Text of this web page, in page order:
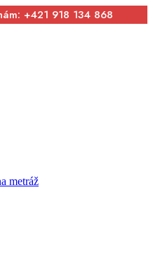
+421 918 134 868
metráž